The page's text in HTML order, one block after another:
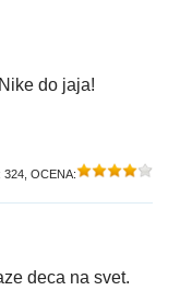
do jaja!
324 , OCENA:
deca na svet.